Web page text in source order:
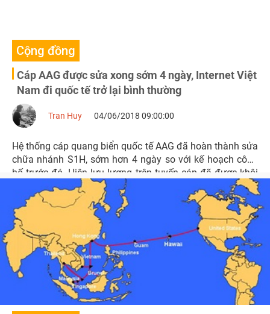
Cộng đồng
Cáp AAG được sửa xong sớm 4 ngày, Internet Việt
Nam đi quốc tế trở lại bình thường
Tran Huy 04/06/2018 09:00:00
Hệ thống cáp quang biển quốc tế AAG đã hoàn thành sửa
chữa nhánh S1H, sớm hơn 4 ngày so với kế hoạch công
bố trước đó. Hiện lưu lượng trên tuyến cáp đã được khôi
phục hoàn toàn và hoạt động ổn định.